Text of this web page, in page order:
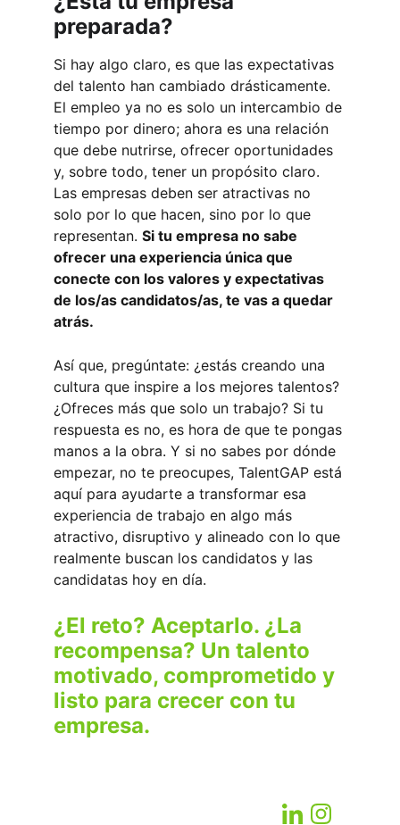
preparada?
Si hay algo claro, es que las expectativas
del talento han cambiado drásticamente.
El empleo ya no es solo un intercambio de
tiempo por dinero; ahora es una relación
que debe nutrirse, ofrecer oportunidades
y, sobre todo, tener un propósito claro.
Las empresas deben ser atractivas no
solo por lo que hacen, sino por lo que
representan. Si tu empresa no sabe
ofrecer una experiencia única que
conecte con los valores y expectativas
de los/as candidatos/as, te vas a quedar
atrás.
Así que, pregúntate: ¿estás creando una
cultura que inspire a los mejores talentos?
¿Ofreces más que solo un trabajo? Si tu
respuesta es no, es hora de que te pongas
manos a la obra. Y si no sabes por dónde
empezar, no te preocupes, TalentGAP está
aquí para ayudarte a transformar esa
experiencia de trabajo en algo más
atractivo, disruptivo y alineado con lo que
realmente buscan los candidatos y las
candidatas hoy en día.
¿El reto? Aceptarlo. ¿La
recompensa? Un talento
motivado, comprometido y
listo para crecer con tu
empresa.